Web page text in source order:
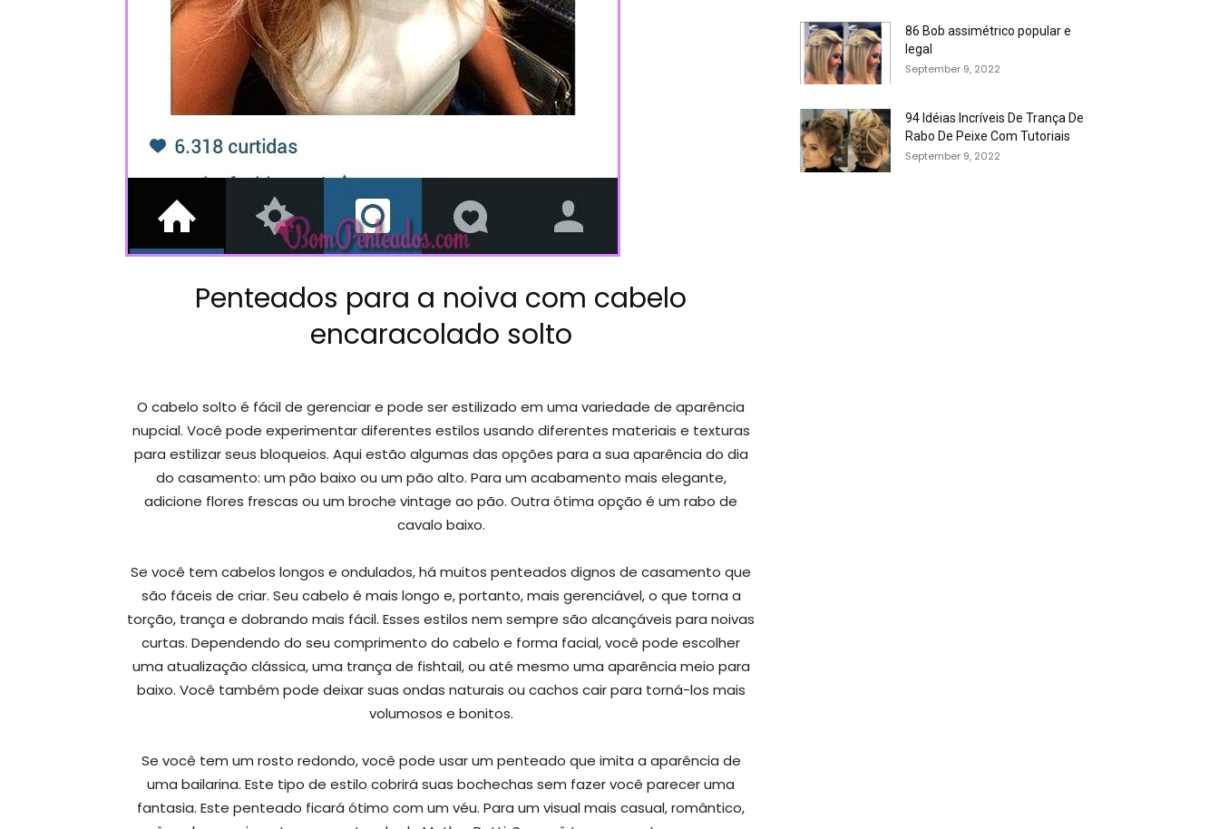
Penteados para a noiva com cabelo
encaracolado solto
O cabelo solto é fácil de gerenciar e pode ser estilizado em uma variedade de aparência
nupcial. Você pode experimentar diferentes estilos usando diferentes materiais e texturas
para estilizar seus bloqueios. Aqui estão algumas das opções para a sua aparência do dia
do casamento: um pão baixo ou um pão alto. Para um acabamento mais elegante,
adicione flores frescas ou um broche vintage ao pão. Outra ótima opção é um rabo de
cavalo baixo.
Se você tem cabelos longos e ondulados, há muitos penteados dignos de casamento que
são fáceis de criar. Seu cabelo é mais longo e, portanto, mais gerenciável, o que torna a
torção, trança e dobrando mais fácil. Esses estilos nem sempre são alcançáveis para noivas
curtas. Dependendo do seu comprimento do cabelo e forma facial, você pode escolher
uma atualização clássica, uma trança de fishtail, ou até mesmo uma aparência meio para
baixo. Você também pode deixar suas ondas naturais ou cachos cair para torná-los mais
volumosos e bonitos.
Se você tem um rosto redondo, você pode usar um penteado que imita a aparência de
uma bailarina. Este tipo de estilo cobrirá suas bochechas sem fazer você parecer uma
fantasia. Este penteado ficará ótimo com um véu. Para um visual mais casual, romântico,
86 Bob assimétrico popular e
legal
September 9, 2022
94 Idéias Incríveis De Trança De
Rabo De Peixe Com Tutoriais
September 9, 2022